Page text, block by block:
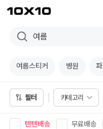
텐
바
여름스티커 병원
필터 카테고리
텐텐배송 무료배송